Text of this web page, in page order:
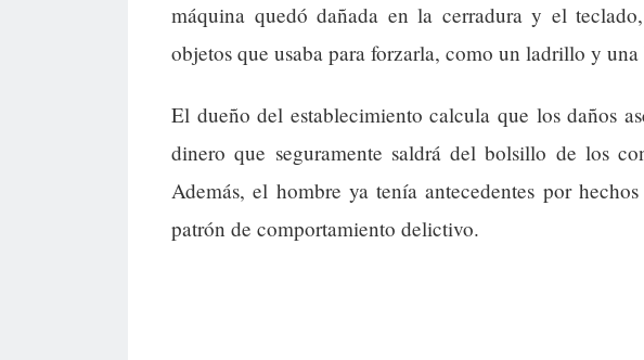
máquina quedó dañada en la cerradura y el
objetos que usaba para forzarla, como un ladrillo y
El dueño del establecimiento calcula que los daños
dinero que seguramente saldrá del bolsillo de los
Además, el hombre ya tenía antecedentes por
patrón de comportamiento delictivo.